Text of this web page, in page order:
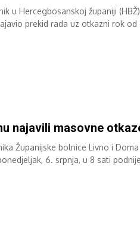
u Hercegbosanskoj županiji
prekid rada uz otkazni rok od
najavili masovne
Županijske bolnice Livno i
6. srpnja, u 8 sati